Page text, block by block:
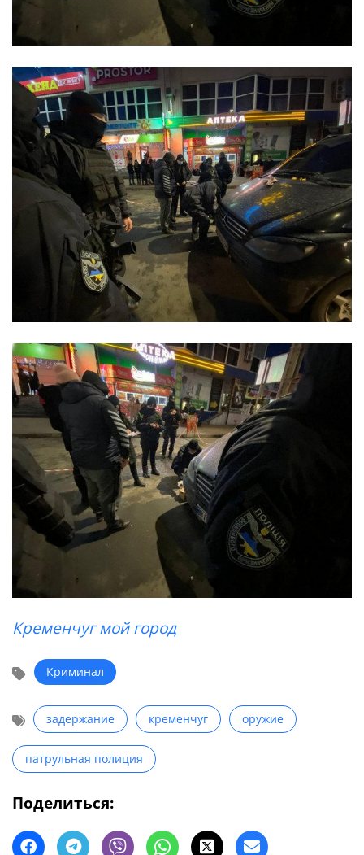
Кременчуг мой город
Криминал
задержание кременчуг оружие
патрульная полиция
Поделиться: